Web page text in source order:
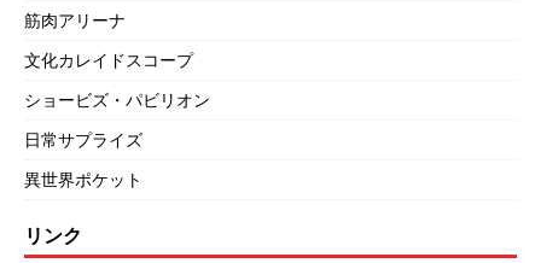
筋肉アリーナ
文化カレイドスコープ
ショービズ・パビリオン
日常サプライズ
異世界ポケット
リンク